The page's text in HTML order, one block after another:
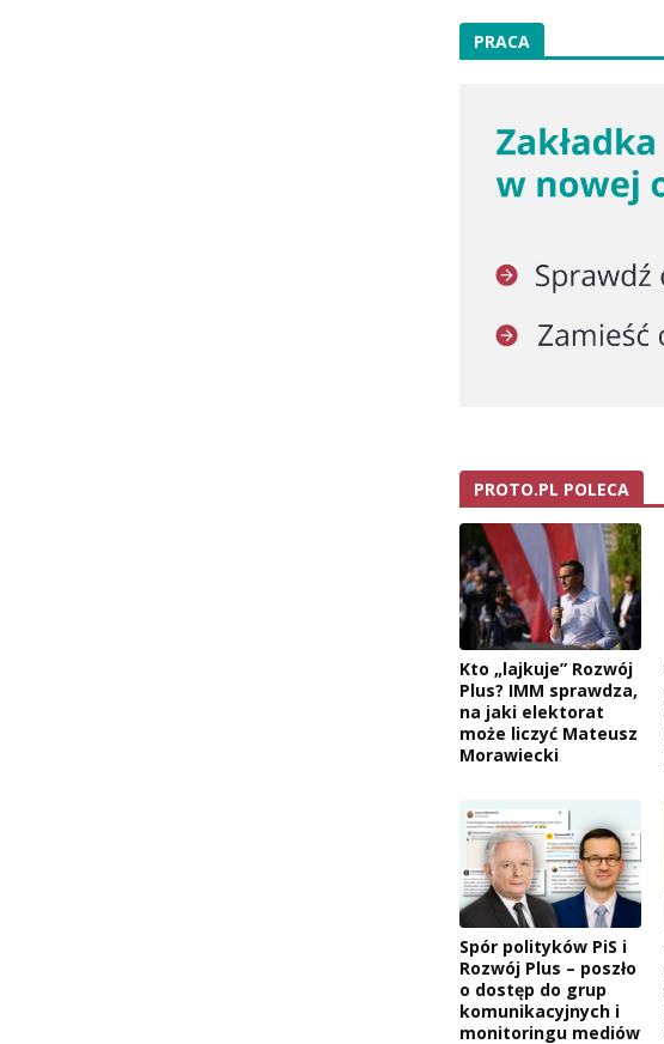
PRACA
PROTO.PL POLECA
Kto „lajkuje” Rozwój
Plus? IMM sprawdza,
na jaki elektorat
może liczyć Mateusz
Morawiecki
Spór polityków PiS i
Rozwój Plus – poszło
o dostęp do grup
komunikacyjnych i
monitoringu mediów